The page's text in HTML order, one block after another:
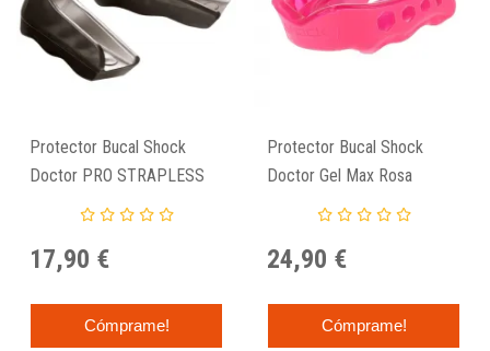
Protector Bucal Shock
Doctor PRO STRAPLESS
17,90 €
Cómprame!
Protector Bucal Shock
Doctor Gel Max Rosa
24,90 €
Cómprame!